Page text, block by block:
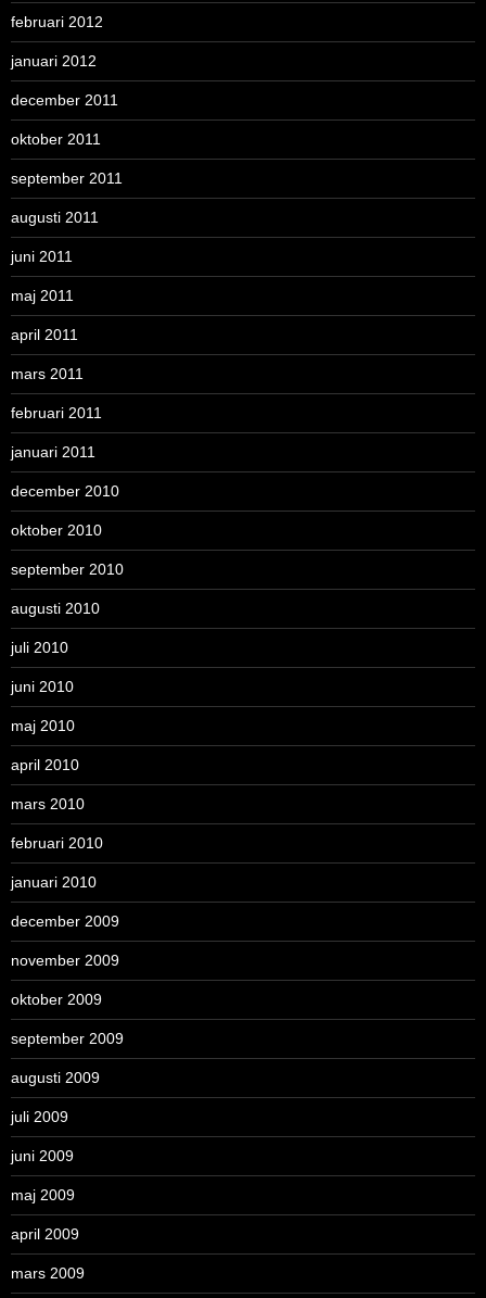
februari 2012
januari 2012
december 2011
oktober 2011
september 2011
augusti 2011
juni 2011
maj 2011
april 2011
mars 2011
februari 2011
januari 2011
december 2010
oktober 2010
september 2010
augusti 2010
juli 2010
juni 2010
maj 2010
april 2010
mars 2010
februari 2010
januari 2010
december 2009
november 2009
oktober 2009
september 2009
augusti 2009
juli 2009
juni 2009
maj 2009
april 2009
mars 2009